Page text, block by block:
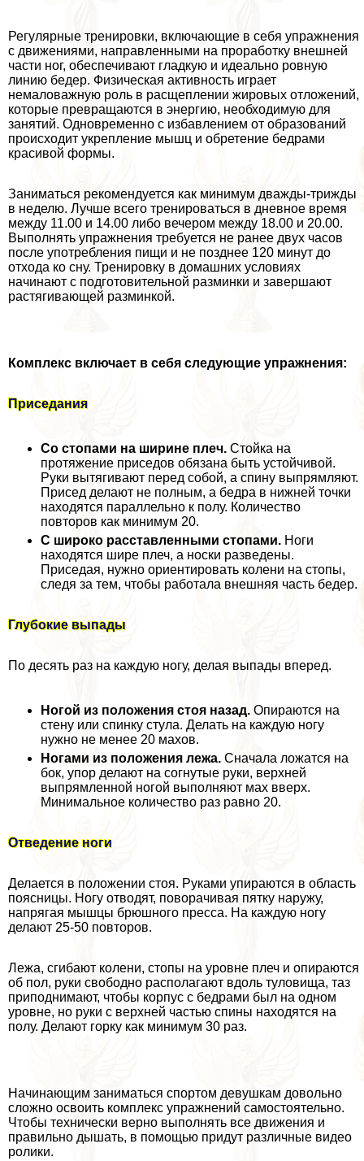
Регулярные тренировки, включающие в себя упражнения
с движениями, направленными на проработку внешней
части ног, обеспечивают гладкую и идеально ровную
линию бедер. Физическая активность играет
немаловажную роль в расщеплении жировых отложений,
которые превращаются в энергию, необходимую для
занятий. Одновременно с избавлением от образований
происходит укрепление мышц и обретение бедрами
красивой формы.
Заниматься рекомендуется как минимум дважды-трижды
в неделю. Лучше всего тренироваться в дневное время
между 11.00 и 14.00 либо вечером между 18.00 и 20.00.
Выполнять упражнения требуется не ранее двух часов
после употрeбления пищи и не позднее 120 минут до
отхода ко сну. Тренировку в домашних условиях
начинают с подготовительной разминки и завершают
растягивающей разминкой.
Комплекс включает в себя следующие упражнения:
Приседания
Со стопами на ширине плеч. Стойка на
протяжение приседов обязана быть устойчивой.
Руки вытягивают перед собой, а спину выпрямляют.
Присед делают не полным, а бедра в нижней точки
находятся параллельно к полу. Количество
повторов как минимум 20.
С широко расставленными стопами. Ноги
находятся шире плеч, а носки разведены.
Приседая, нужно ориентировать колени на стопы,
следя за тем, чтобы работала внешняя часть бедер.
Глубокие выпады
По десять раз на каждую ногу, делая выпады вперед.
Ногой из положения стоя назад. Опираются на
стену или спинку стула. Делать на каждую ногу
нужно не менее 20 махов.
Ногами из положения лежа. Сначала ложатся на
бок, упор делают на согнутые руки, верхней
выпрямленной ногой выполняют мах вверх.
Минимальное количество раз равно 20.
Отведение ноги
Делается в положении стоя. Руками упираются в область
поясницы. Ногу отводят, поворачивая пятку наружу,
напрягая мышцы брюшного пресса. На каждую ногу
делают 25-50 повторов.
Лежа, сгибают колени, стопы на уровне плеч и опираются
об пол, руки свободно располагают вдоль туловища, таз
приподнимают, чтобы корпус с бедрами был на одном
уровне, но руки с верхней частью спины находятся на
полу. Делают горку как минимум 30 раз.
Начинающим заниматься спортом дeвyшкам довольно
сложно освоить комплекс упражнений самостоятельно.
Чтобы технически верно выполнять все движения и
правильно дышать, в помощью придут различные видео
ролики.